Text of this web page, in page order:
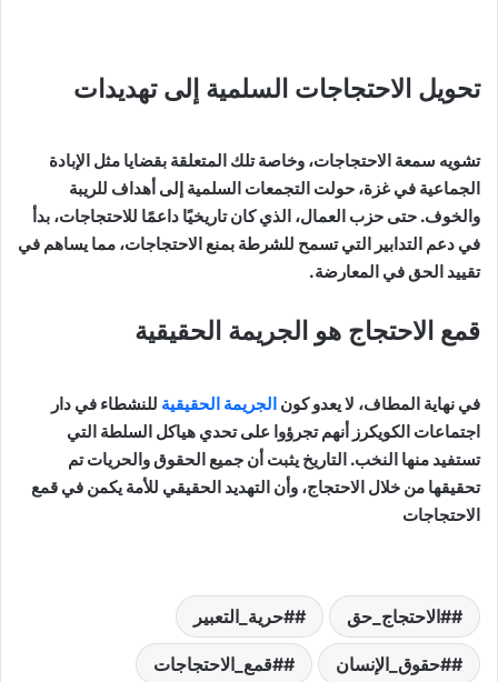
تحويل الاحتجاجات السلمية إلى تهديدات
تشويه سمعة الاحتجاجات، وخاصة تلك المتعلقة بقضايا مثل الإبادة
الجماعية في غزة، حولت التجمعات السلمية إلى أهداف للريبة
والخوف. حتى حزب العمال، الذي كان تاريخيًا داعمًا للاحتجاجات، بدأ
في دعم التدابير التي تسمح للشرطة بمنع الاحتجاجات، مما يساهم في
تقييد الحق في المعارضة.
قمع الاحتجاج هو الجريمة الحقيقية
في نهاية المطاف، لا يعدو كون الجريمة الحقيقية للنشطاء في دار
اجتماعات الكويكرز أنهم تجرؤوا على تحدي هياكل السلطة التي
تستفيد منها النخب. التاريخ يثبت أن جميع الحقوق والحريات تم
تحقيقها من خلال الاحتجاج، وأن التهديد الحقيقي للأمة يكمن في قمع
الاحتجاجات
#الاحتجاج_حق #حرية_التعبير
#حقوق_الإنسان #قمع_الاحتجاجات